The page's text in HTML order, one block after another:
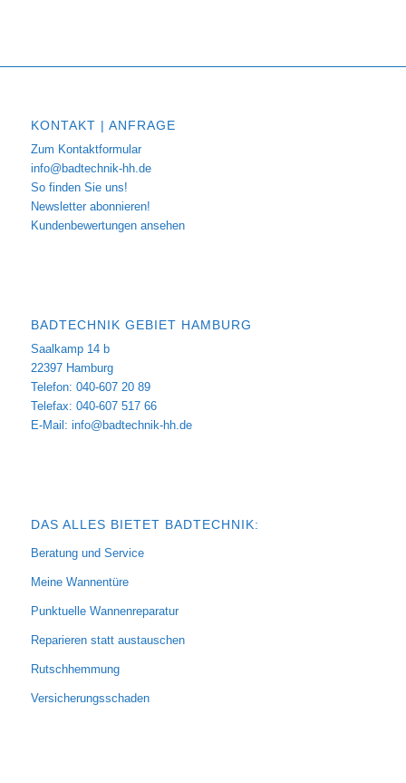
KONTAKT | ANFRAGE
Zum Kontaktformular
info@badtechnik-hh.de
So finden Sie uns!
Newsletter abonnieren!
Kundenbewertungen ansehen
BADTECHNIK GEBIET HAMBURG
Saalkamp 14 b
22397 Hamburg
Telefon: 040-607 20 89
Telefax: 040-607 517 66
E-Mail: info@badtechnik-hh.de
DAS ALLES BIETET BADTECHNIK:
Beratung und Service
Meine Wannentüre
Punktuelle Wannenreparatur
Reparieren statt austauschen
Rutschhemmung
Versicherungsschaden